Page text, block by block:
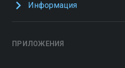
Информация
ПРИЛОЖЕНИЯ